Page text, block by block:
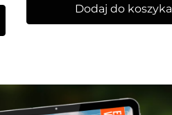
Dodaj do koszyka